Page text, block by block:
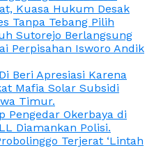
Kuasa Hukum Desak
Tanpa Tebang Pilih
Sutorejo Berlangsung
Perpisahan Isworo Andik
Beri Apresiasi Karena
Mafia Solar Subsidi
Timur.
Pengedar Okerbaya di
Diamankan Polisi.
Terjerat ‘Lintah